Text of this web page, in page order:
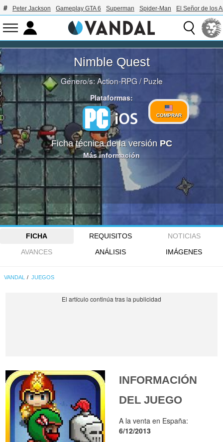
Peter Jackson Gameplay GTA 6 Superman Spider-Man El Señor de los
Nimble Quest
Género/s:Action-RPG/Puzle
Plataformas:
COMPRAR
Ficha técnica de la versión PC
Más información
FICHA REQUISITOS
NOTICIAS
AVANCES
ANÁLISIS IMÁGENES
VANDAL JUEGOS
INFORMACIÓN
DEL JUEGO
A la venta en España:
6/12/2013